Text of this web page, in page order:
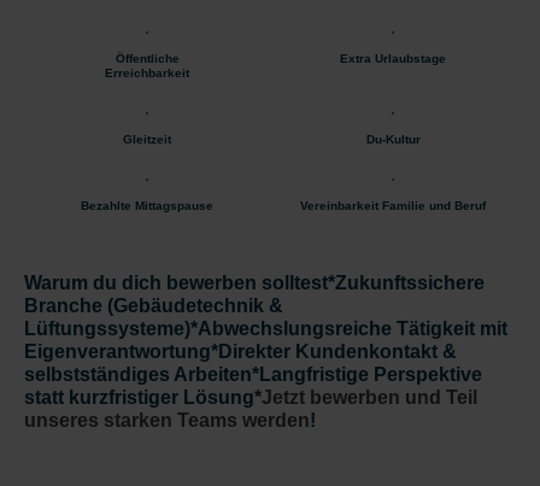
Öffentliche
Erreichbarkeit
Extra Urlaubstage
Gleitzeit Du-Kultur
Bezahlte Mittagspause Vereinbarkeit Familie und Beruf
Warum du dich bewerben solltest*Zukunftssichere
Branche (Gebäudetechnik &
Lüftungssysteme)*Abwechslungsreiche Tätigkeit mit
Eigenverantwortung*Direkter Kundenkontakt &
selbstständiges Arbeiten*Langfristige Perspektive
statt kurzfristiger Lösung*Jetzt bewerben und Teil
unseres starken Teams werden!